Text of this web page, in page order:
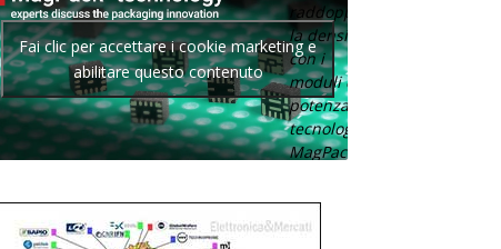
raddoppia
la densità
con i
moduli di
potenza con
tecnologia
MagPack.
Fai clic per accettare i cookie marketing e
abilitare questo contenuto